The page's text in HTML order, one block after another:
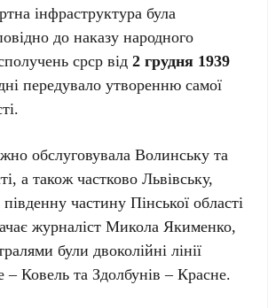
інфраструктура була
до наказу народного
срср від2 грудня 1939
передувало утворенню самої
обслуговувала Волинську та
а також частково Львівську,
частину Пінської області
журналіст Микола Якименко,
були двоколійні лінії
– Ковель та Здолбунів – Красне.